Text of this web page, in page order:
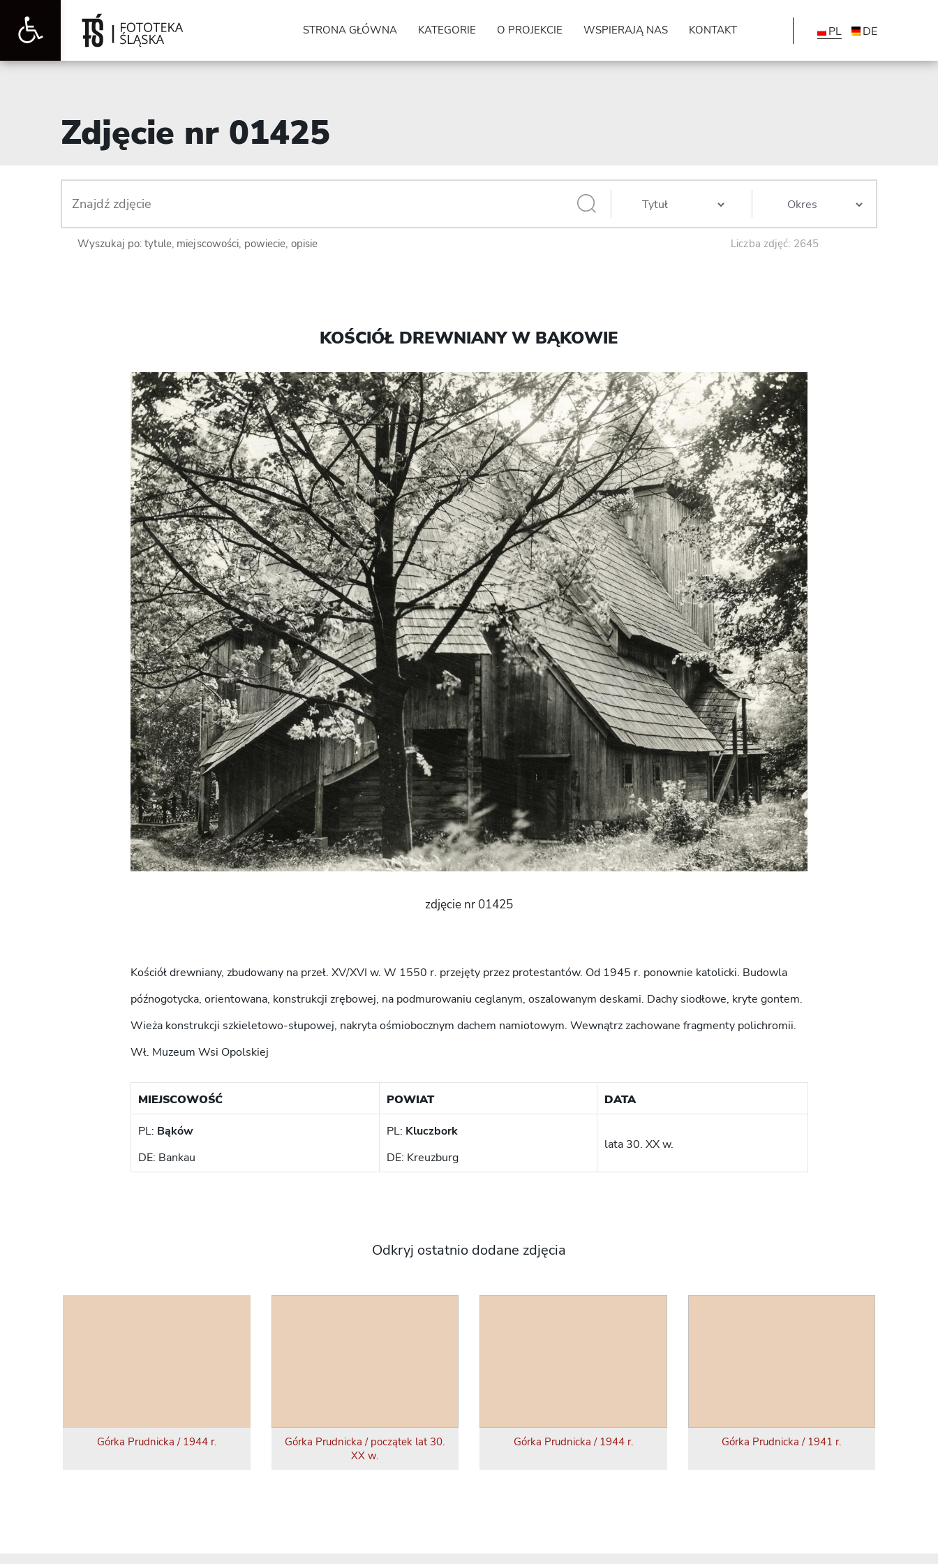
Otwórz
narzędzi
STRONA GŁÓWNA KATEGORIE O PROJEKCIE WSPIERAJĄ NAS KONTAKT PL DE
Zdjęcie nr 01425
Wyszukaj po: tytule, miejscowości, powiecie, opisie Liczba zdjęć: 2645
KOŚCIÓŁ DREWNIANY W BĄKOWIE
zdjęcie nr 01425
Kościół drewniany, zbudowany na przeł. XV/XVI w. W 1550 r. przejęty przez protestantów. Od 1945 r. ponownie katolicki. Budowla
późnogotycka, orientowana, konstrukcji zrębowej, na podmurowaniu ceglanym, oszalowanym deskami. Dachy siodłowe, kryte gontem.
Wieża konstrukcji szkieletowo-słupowej, nakryta ośmiobocznym dachem namiotowym. Wewnątrz zachowane fragmenty polichromii.
Wł. Muzeum Wsi Opolskiej
MIEJSCOWOŚĆ POWIAT DATA
PL: Bąków
DE: Bankau
PL: Kluczbork
DE: Kreuzburg
lata 30. XX w.
Odkryj ostatnio dodane zdjęcia
Górka Prudnicka / 1944 r.
Górka Prudnicka / początek lat 30.
XX w.
Górka Prudnicka / 1944 r. Górka Prudnicka / 1941 r.